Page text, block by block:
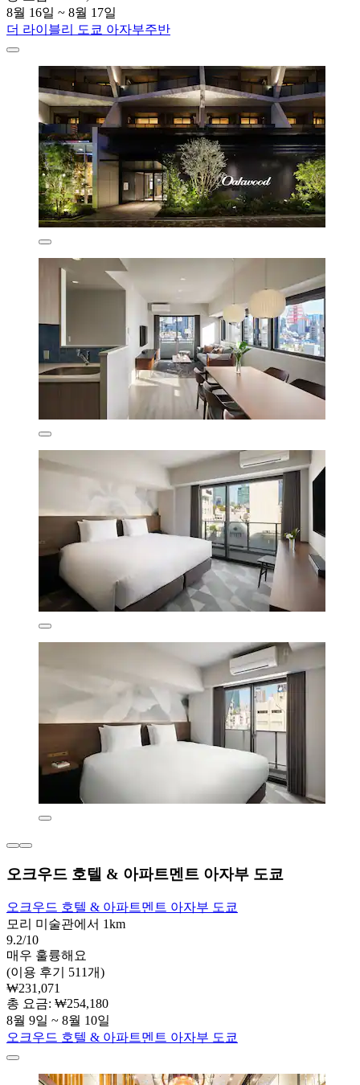
8월 16일 ~ 8월 17일
더 라이블리 도쿄 아자부주반
오크우드 호텔 & 아파트멘트 아자부 도쿄
오크우드 호텔 & 아파트멘트 아자부 도쿄
모리 미술관에서 1km
9.2/10
매우 훌륭해요
(이용 후기 511개)
₩231,071
총 요금: ₩254,180
8월 9일 ~ 8월 10일
오크우드 호텔 & 아파트멘트 아자부 도쿄